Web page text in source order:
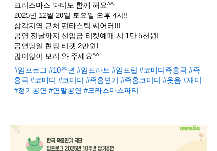
크리스마스 파티도 함께 해요^^
2025년 12월 20일 토요일 오후 4시!!
삼각지역 근처 펀타스틱 씨어터!!!
공연 전날까지 선입금 티켓예매 시 1만 5천원!
공연당일 현장 티켓 2만원!
많이많이 보러 와 주세요^^
#임프로그 #10주년 #임프라브 #임프랍 #코메디즉흥극 #즉
흥극 #코메디 #코미디 #즉흥연기 #즉흥코미디 #웃음 #재미
#정기공연 #연말공연 #크라스마스파티